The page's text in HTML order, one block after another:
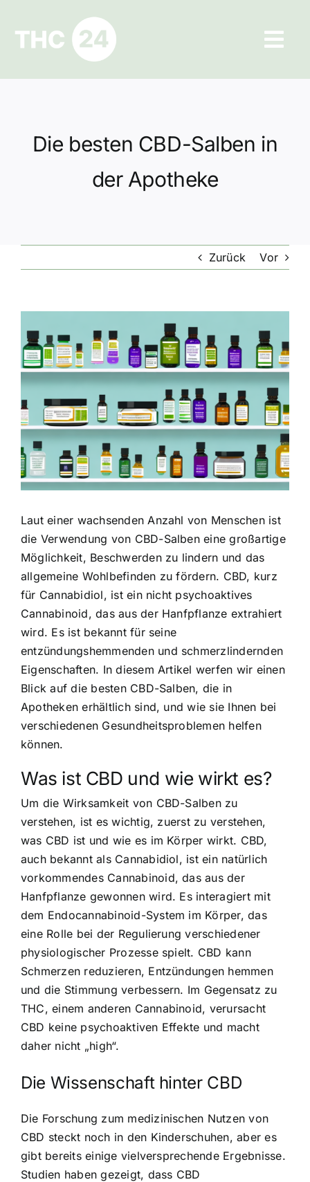
springen
Ratgeber
Die besten CBD-Salben in
der Apotheke
Zurück Vor
grösseres
Bild
Laut einer wachsenden Anzahl von Menschen ist
die Verwendung von CBD-Salben eine großartige
Möglichkeit, Beschwerden zu lindern und das
allgemeine Wohlbefinden zu fördern. CBD, kurz
für Cannabidiol, ist ein nicht psychoaktives
Cannabinoid, das aus der Hanfpflanze extrahiert
wird. Es ist bekannt für seine
entzündungshemmenden und schmerzlindernden
Eigenschaften. In diesem Artikel werfen wir einen
Blick auf die besten CBD-Salben, die in
Apotheken erhältlich sind, und wie sie Ihnen bei
verschiedenen Gesundheitsproblemen helfen
können.
Was ist CBD und wie wirkt es?
Um die Wirksamkeit von CBD-Salben zu
verstehen, ist es wichtig, zuerst zu verstehen,
was CBD ist und wie es im Körper wirkt. CBD,
auch bekannt als Cannabidiol, ist ein natürlich
vorkommendes Cannabinoid, das aus der
Hanfpflanze gewonnen wird. Es interagiert mit
dem Endocannabinoid-System im Körper, das
eine Rolle bei der Regulierung verschiedener
physiologischer Prozesse spielt. CBD kann
Schmerzen reduzieren, Entzündungen hemmen
und die Stimmung verbessern. Im Gegensatz zu
THC, einem anderen Cannabinoid, verursacht
CBD keine psychoaktiven Effekte und macht
daher nicht „high“.
Die Wissenschaft hinter CBD
Die Forschung zum medizinischen Nutzen von
CBD steckt noch in den Kinderschuhen, aber es
gibt bereits einige vielversprechende Ergebnisse.
Studien haben gezeigt, dass CBD